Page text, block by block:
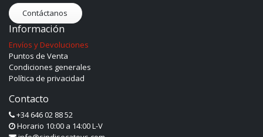
Contáctanos
Información
Envíos y Devoluciones
Puntos de Venta
Condiciones generales
Política de privacidad
Contacto
+34 646 02 88 52
Horario 10:00 a 14:00 L-V